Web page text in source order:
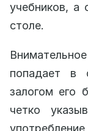
учебников, а
столе.
попадает в
залогом его
четко